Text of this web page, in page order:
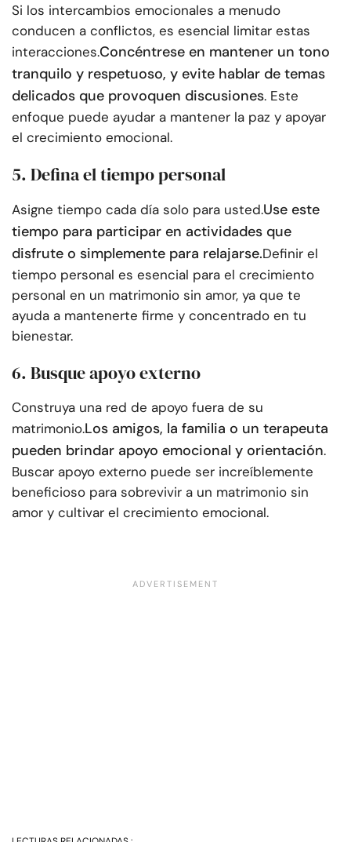
Si los intercambios emocionales a menudo
conducen a conflictos, es esencial limitar estas
interacciones.Concéntrese en mantener un tono
tranquilo y respetuoso, y evite hablar de temas
delicados que provoquen discusiones. Este
enfoque puede ayudar a mantener la paz y apoyar
el crecimiento emocional.
5. Defina el tiempo personal
Asigne tiempo cada día solo para usted.Use este
tiempo para participar en actividades que
disfrute o simplemente para relajarse.Definir el
tiempo personal es esencial para el crecimiento
personal en un matrimonio sin amor, ya que te
ayuda a mantenerte firme y concentrado en tu
bienestar.
6. Busque apoyo externo
Construya una red de apoyo fuera de su
matrimonio.Los amigos, la familia o un terapeuta
pueden brindar apoyo emocional y orientación.
Buscar apoyo externo puede ser increíblemente
beneficioso para sobrevivir a un matrimonio sin
amor y cultivar el crecimiento emocional.